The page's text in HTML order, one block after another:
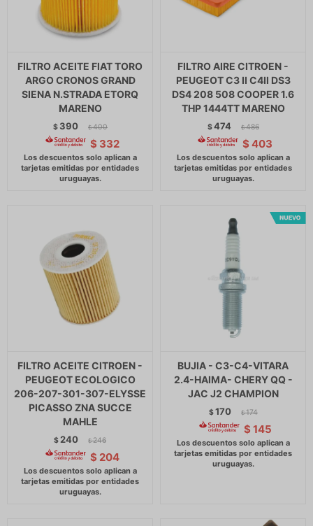
FILTRO ACEITE FIAT TORO
ARGO CRONOS GRAND
SIENA N.STRADA ETORQ
MARENO
$ 390 $ 400
$ 332
FILTRO AIRE CITROEN -
PEUGEOT C3 II C4II DS3
DS4 208 508 COOPER 1.6
THP 1444TT MARENO
$474 $ 486
$ 403
FILTRO ACEITE CITROEN -
PEUGEOT ECOLOGICO
206-207-301-307-ELYSSE
PICASSO ZNA SUCCE
MAHLE
$ 240 $ 246
$ 204
BUJIA - C3-C4-VITARA
2.4-HAIMA- CHERY QQ -
JAC J2 CHAMPION
$170 $ 174
$ 145